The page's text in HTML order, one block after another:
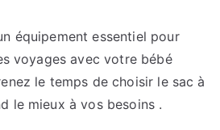
équipement essentiel pour
voyages avec votre bébé
le temps de choisir le sac à
le mieux à vos besoins .